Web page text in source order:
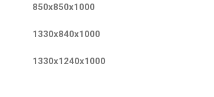
850x850x1000
1330x840x1000
1330x1240x1000